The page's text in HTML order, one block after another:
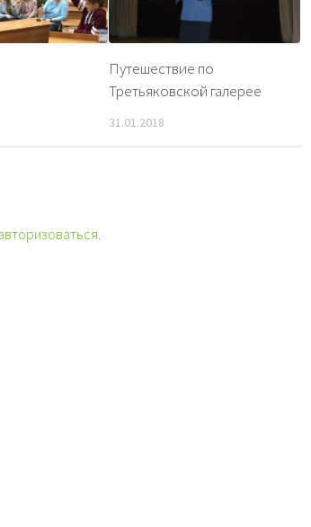
Путешествие по
Третьяковской галерее
31.01.2018